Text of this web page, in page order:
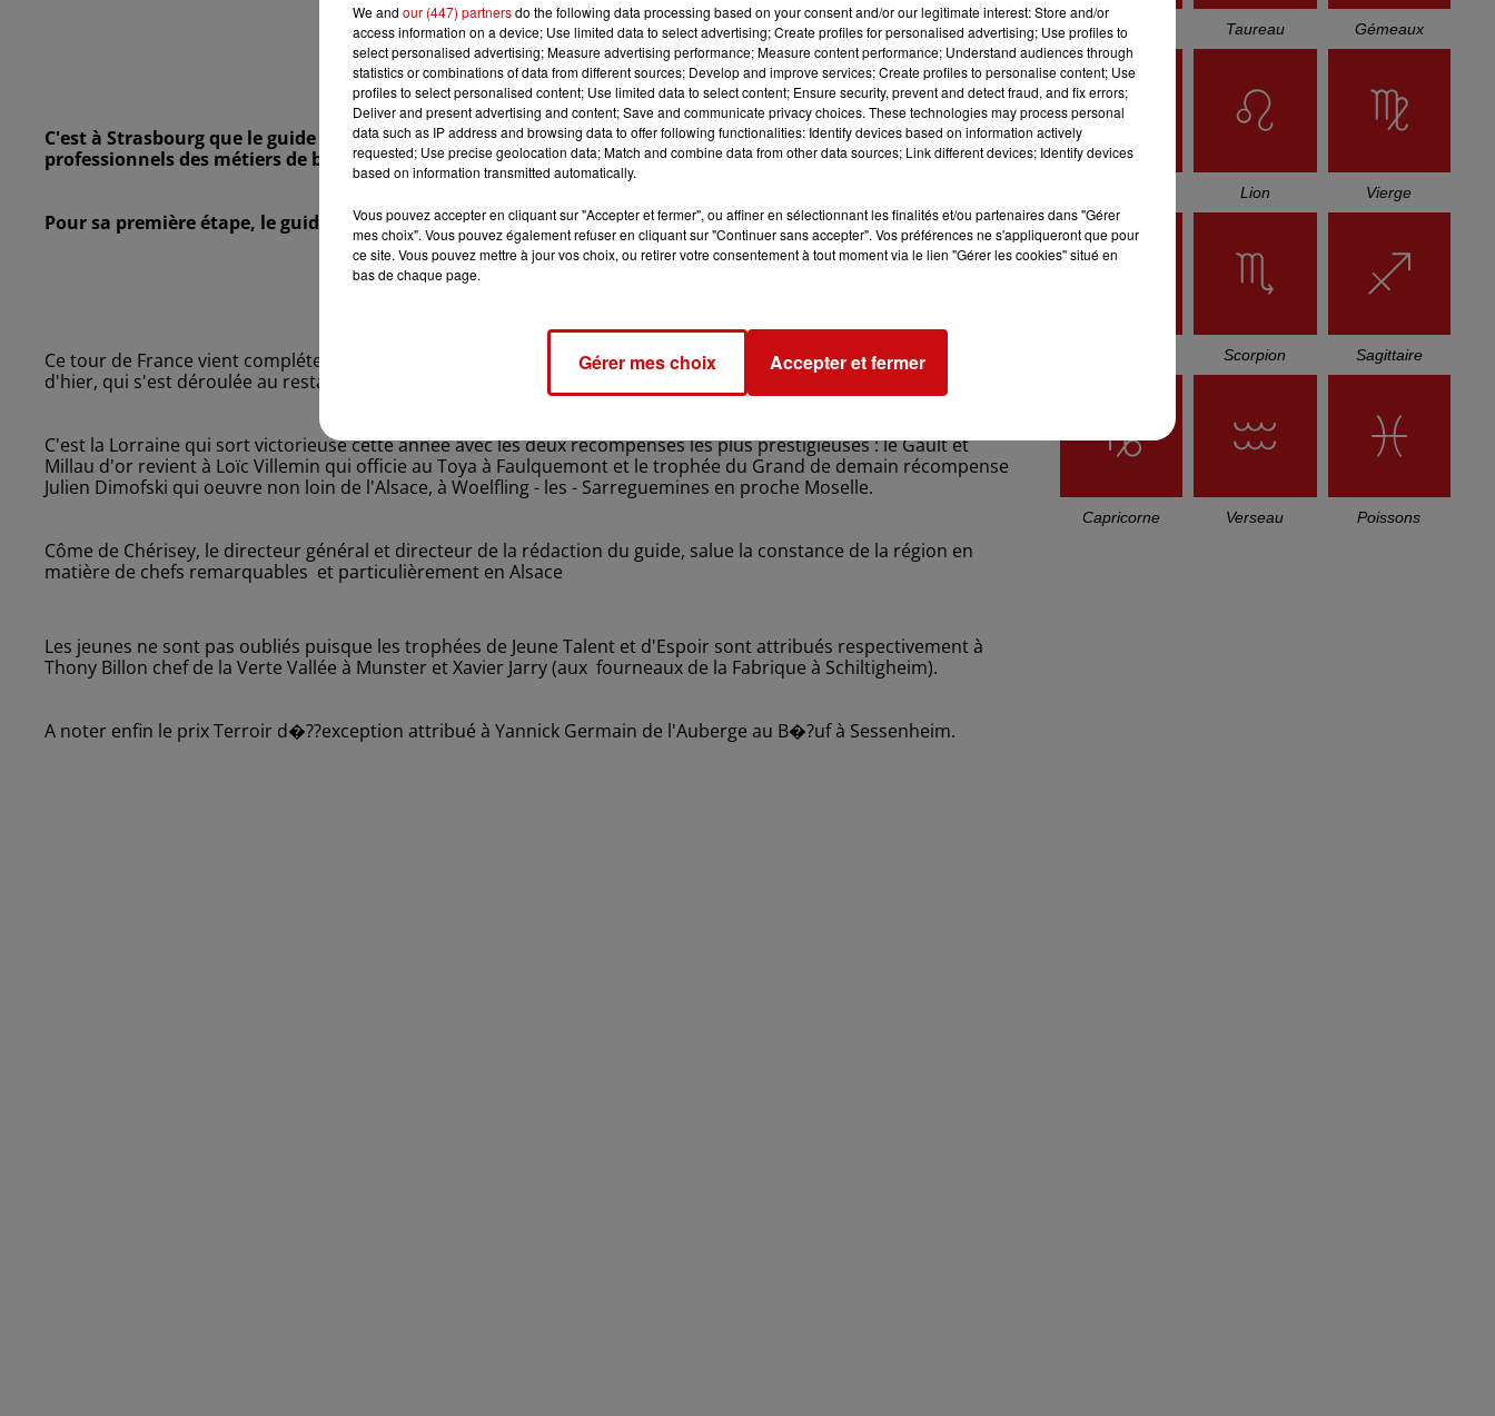
C'est à Strasbourg que le guide Gault et Millau a entamé son tour de France visant à distinguer chefs et
professionnels des métiers de bouche talentueux.
Pour sa première étape, le guide jaune a mis à l'honneur la jeune garde de la cuisine du Grand Est.
Ce tour de France vient compléter l'édition papier du guide, parue en fin d'année dernière. La journée événement
d'hier, qui s'est déroulée au restaurant des Haras de Strasbourg, a été l'occasion de décerner quatorze titres.
C'est la Lorraine qui sort victorieuse cette année avec les deux récompenses les plus prestigieuses : le Gault et
Millau d'or revient à Loïc Villemin qui officie au Toya à Faulquemont et le trophée du Grand de demain récompense
Julien Dimofski qui oeuvre non loin de l'Alsace, à Woelfling - les - Sarreguemines en proche Moselle.
Côme de Chérisey, le directeur général et directeur de la rédaction du guide, salue la constance de la région en
matière de chefs remarquables et particulièrement en Alsace
Les jeunes ne sont pas oubliés puisque les trophées de Jeune Talent et d'Espoir sont attribués respectivement à
Thony Billon chef de la Verte Vallée à Munster et Xavier Jarry (aux fourneaux de la Fabrique à Schiltigheim).
A noter enfin le prix Terroir d�??exception attribué à Yannick Germain de l'Auberge au B�?uf à Sessenheim.
Bélier Taureau Gémeaux
Lion Vierge
Scorpion Sagittaire
Capricorne Verseau Poissons
We and our (447) partnersdo the following data processing based on your consent and/or our legitimate interest: Store and/or
access information on a device; Use limited data to select advertising; Create profiles for personalised advertising; Use profiles to
select personalised advertising; Measure advertising performance; Measure content performance; Understand audiences through
statistics or combinations of data from different sources; Develop and improve services; Create profiles to personalise content; Use
profiles to select personalised content; Use limited data to select content; Ensure security, prevent and detect fraud, and fix errors;
Deliver and present advertising and content; Save and communicate privacy choices. These technologies may process personal
data such as IP address and browsing data to offer following functionalities: Identify devices based on information actively
requested; Use precise geolocation data; Match and combine data from other data sources; Link different devices; Identify devices
based on information transmitted automatically.
Vous pouvez accepter en cliquant sur "Accepter et fermer", ou affiner en sélectionnant les finalités et/ou partenaires dans "Gérer
mes choix". Vous pouvez également refuser en cliquant sur "Continuer sans accepter". Vos préférences ne s'appliqueront que pour
ce site. Vous pouvez mettre à jour vos choix, ou retirer votre consentement à tout moment via le lien "Gérer les cookies" situé en
bas de chaque page.
Gérer mes choix Accepter et fermer